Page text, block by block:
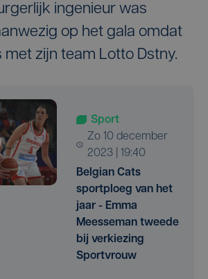
ingenieur was
op het gala omdat
met zijn team Lotto Dstny.
Sport
zo 10 december
2023 | 19:40
Belgian Cats
sportploeg van het
jaar - Emma
Meesseman tweede
bij verkiezing
Sportvrouw